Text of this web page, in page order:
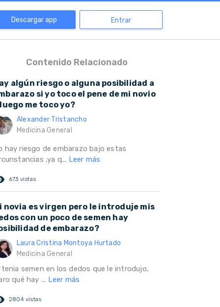
Descargar app Entrar
Contenido Relacionado
algún riesgo o alguna posibilidad a
si yo toco el pene de mi novio
me toco yo?
Alexander Tristancho
Medicina General
hay riesgo de embarazo bajo estas
,ya q... Leer más
673 vistas
novia es virgen pero le introduje mis
con un poco de semen hay
de embarazo?
Laura Cristina Montoya Hurtado
Medicina General
tenia semen en los dedos que le introdujo,
qué hay ... Leer más
2804 vistas